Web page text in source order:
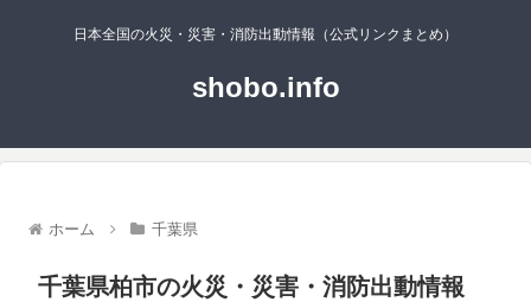
日本全国の火災・災害・消防出動情報（公式リンクまとめ）
shobo.info
ホーム 千葉県
千葉県柏市の火災・災害・消防出動情報